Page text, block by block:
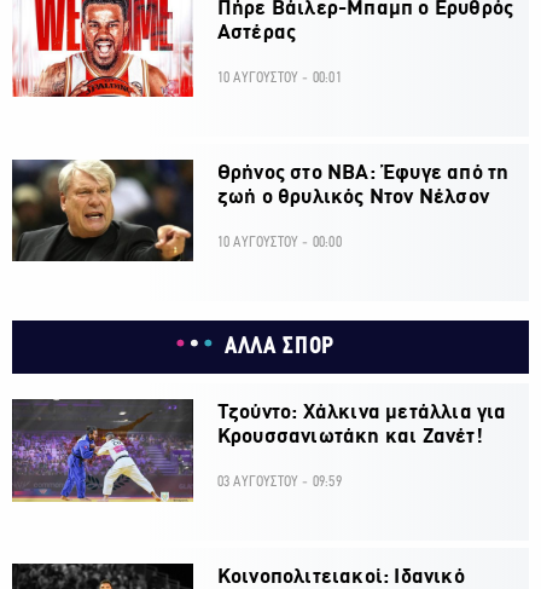
Πήρε Βάιλερ-Μπαμπ ο Ερυθρός
Αστέρας
10 ΑΥΓΟΥΣΤΟΥ - 00:01
Θρήνος στο ΝΒΑ: Έφυγε από τη
ζωή ο θρυλικός Ντον Νέλσον
10 ΑΥΓΟΥΣΤΟΥ - 00:00
ΑΛΛΑ ΣΠΟΡ
Τζούντο: Χάλκινα μετάλλια για
Κρουσσανιωτάκη και Ζανέτ!
03 ΑΥΓΟΥΣΤΟΥ - 09:59
Κοινοπολιτειακοί: Ιδανικό